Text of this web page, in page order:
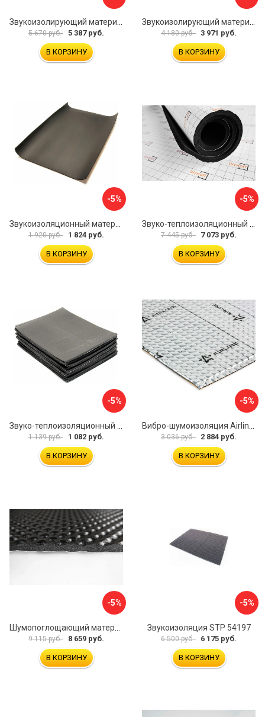
Звукоизолирующий материал STP Bromo 54253
5 670 руб. 5 387 руб.
В КОРЗИНУ
Звукоизолирующий материал STP Sonora 54254
4 180 руб. 3 971 руб.
В КОРЗИНУ
-5%
1 920 руб. 1 824 руб.
В КОРЗИНУ
-5%
7 445 руб. 7 073 руб.
В КОРЗИНУ
-5%
1 139 руб. 1 082 руб.
В КОРЗИНУ
-5%
3 036 руб. 2 884 руб.
В КОРЗИНУ
-5%
9 115 руб. 8 659 руб.
В КОРЗИНУ
-5%
Звукоизоляция STP 54197
6 500 руб. 6 175 руб.
В КОРЗИНУ